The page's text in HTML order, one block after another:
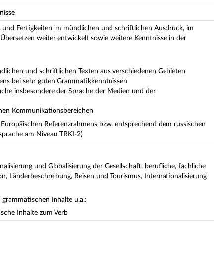
und Fertigkeiten im mündlichen und schriftlichen Ausdruck, im
weiter entwickelt sowie weitere Kenntnisse in der
und schriftlichen Texten aus verschiedenen Gebieten
bei sehr guten Grammatikkenntnissen
insbesondere der Sprache der Medien und der
Kommunikationsbereichen
Referenzrahmens bzw. entsprechend dem russischen
am Niveau TRKI-2)
und Globalisierung der Gesellschaft, berufliche, fachliche
Länderbeschreibung, Reisen und Tourismus, Internationalisierung
Inhalte u.a.:
Inhalte zum Verb